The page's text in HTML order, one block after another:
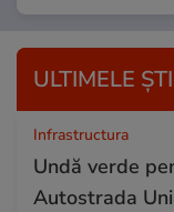
ULTIMELE
Infrastructura
Undă verde
Autostrada